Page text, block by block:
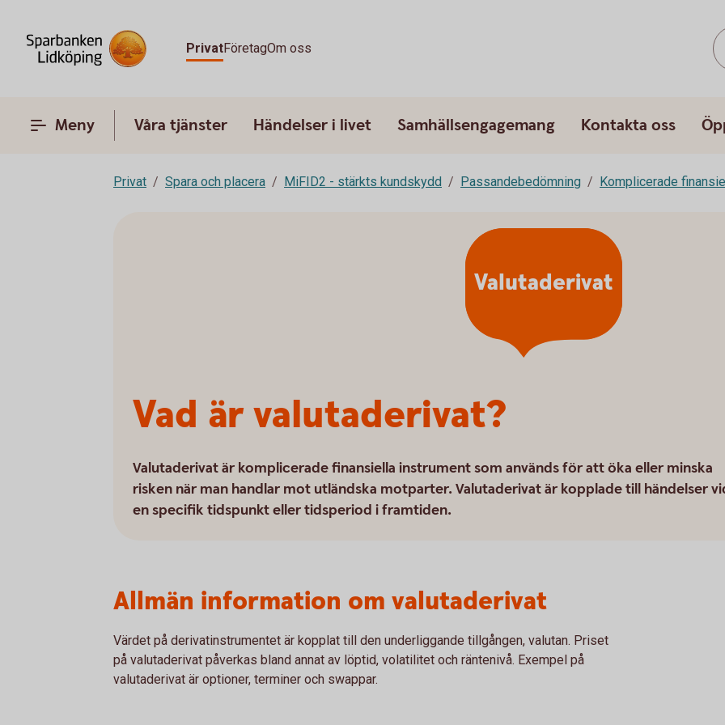
PrivatFöretagOm oss
Meny Våra tjänster Händelser i livet Samhällsengagemang Kontakta oss
Privat Spara och placera MiFID2 - stärkts kundskydd Passandebedömning Komplicerade
Vad är valutaderivat?
Valutaderivat är komplicerade finansiella instrument som används för att öka eller minska
risken när man handlar mot utländska motparter. Valutaderivat är kopplade till händelser
en specifik tidspunkt eller tidsperiod i framtiden.
Valutaderivat
Allmän information om valutaderivat
Värdet på derivatinstrumentet är kopplat till den underliggande tillgången, valutan. Priset
på valutaderivat påverkas bland annat av löptid, volatilitet och räntenivå. Exempel på
valutaderivat är optioner, terminer och swappar.